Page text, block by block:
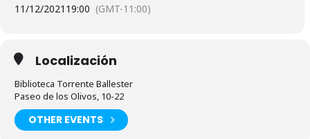
11/12/2021 19:00 (GMT-11:00)
Localización
Biblioteca Torrente Ballester
Paseo de los Olivos, 10-22
OTHER EVENTS